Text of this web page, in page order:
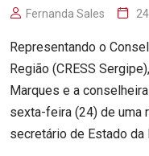
Fernanda Sales
Representando o
Região (CRESS
Marques e a
sexta-feira (24) de uma
secretário de Estado da